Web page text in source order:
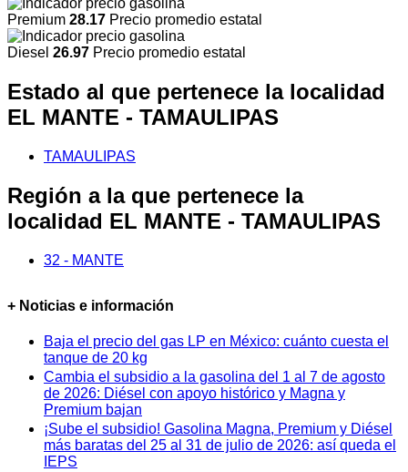
Premium 28.17 Precio promedio estatal
Diesel 26.97 Precio promedio estatal
Estado al que pertenece la localidad
EL MANTE - TAMAULIPAS
TAMAULIPAS
Región a la que pertenece la
localidad EL MANTE - TAMAULIPAS
32 - MANTE
+ Noticias e información
Baja el precio del gas LP en México: cuánto cuesta el
tanque de 20 kg
Cambia el subsidio a la gasolina del 1 al 7 de agosto
de 2026: Diésel con apoyo histórico y Magna y
Premium bajan
¡Sube el subsidio! Gasolina Magna, Premium y Diésel
más baratas del 25 al 31 de julio de 2026: así queda el
IEPS